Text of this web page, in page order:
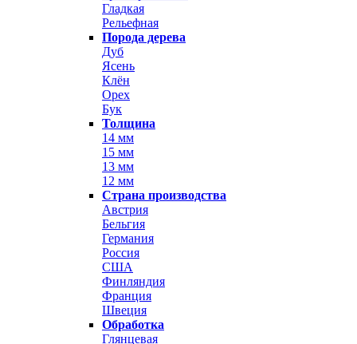
Гладкая
Рельефная
Порода дерева
Дуб
Ясень
Клён
Орех
Бук
Толщина
14 мм
15 мм
13 мм
12 мм
Страна производства
Австрия
Бельгия
Германия
Россия
США
Финляндия
Франция
Швеция
Обработка
Глянцевая